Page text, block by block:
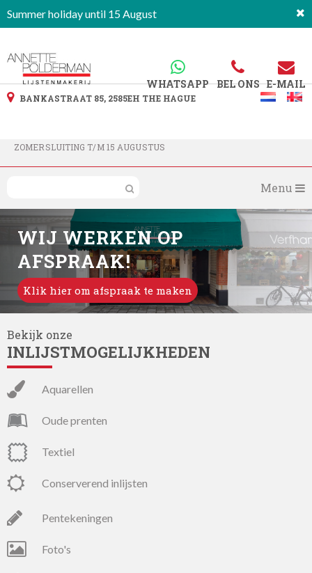
Summer holiday until 15 August
WHATSAPP BEL ONS E-MAIL
BANKASTRAAT 85, 2585EH THE HAGUE
ZOMERSLUITING T/M 15 AUGUSTUS
Menu
WIJ WERKEN OP
AFSPRAAK!
Klik hier om afspraak te maken
Bekijk onze
INLIJSTMOGELIJKHEDEN
aquarellen
oude prenten
textiel
conserverend inlijsten
pentekeningen
foto's